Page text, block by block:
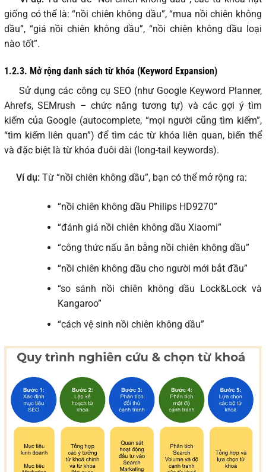
giống có thể là: “nồi chiên không dầu”, “mua nồi chiên không
dầu”, “giá nồi chiên không dầu”, “nồi chiên không dầu loại
nào tốt”.
1.2.3. Mở rộng danh sách từ khóa (Keyword Expansion)
Sử dụng các công cụ SEO (như Google Keyword Planner,
Ahrefs, SEMrush – chức năng tương tự) và các gợi ý tìm
kiếm của Google (autocomplete, “mọi người cũng tìm kiếm”,
“tìm kiếm liên quan”) để tìm các từ khóa liên quan, biến thể
và đặc biệt là từ khóa đuôi dài (long-tail keywords).
Ví dụ: Từ “nồi chiên không dầu”, bạn có thể mở rộng ra:
“nồi chiên không dầu Philips HD9270”
“đánh giá nồi chiên không dầu Xiaomi”
“công thức nấu ăn bằng nồi chiên không dầu”
“nồi chiên không dầu cho người mới bắt đầu”
“so sánh nồi chiên không dầu Lock&Lock và
Kangaroo”
“cách vệ sinh nồi chiên không dầu”